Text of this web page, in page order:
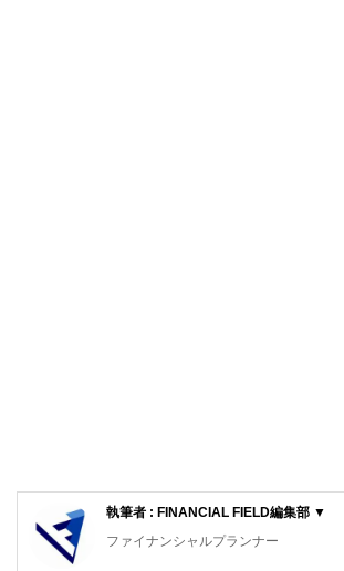
執筆者 : FINANCIAL FIELD編集部 ▼
ファイナンシャルプランナー